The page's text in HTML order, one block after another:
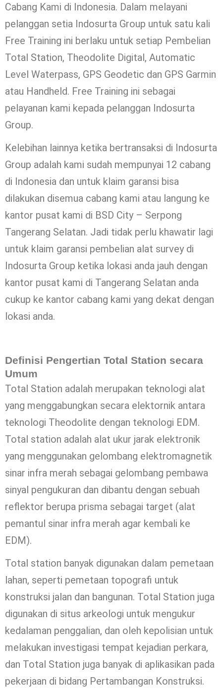
Cabang Kami di Indonesia. Dalam melayani
pelanggan setia Indosurta Group untuk satu kali
Free Training ini berlaku untuk setiap Pembelian
Total Station, Theodolite Digital, Automatic
Level Waterpass, GPS Geodetic dan GPS Garmin
atau Handheld. Free Training ini sebagai
pelayanan kami kepada pelanggan Indosurta
Group.
Kelebihan lainnya ketika bertransaksi di Indosurta
Group adalah kami sudah mempunyai 12 cabang
di Indonesia dan untuk klaim garansi bisa
dilakukan disemua cabang kami atau langung ke
kantor pusat kami di BSD City – Serpong
Tangerang Selatan. Jadi tidak perlu khawatir lagi
untuk klaim garansi pembelian alat survey di
Indosurta Group ketika lokasi anda jauh dengan
kantor pusat kami di Tangerang Selatan anda
cukup ke kantor cabang kami yang dekat dengan
lokasi anda.
Definisi Pengertian Total Station secara
Umum
Total Station adalah merupakan teknologi alat
yang menggabungkan secara elektornik antara
teknologi Theodolite dengan teknologi EDM.
Total station adalah alat ukur jarak elektronik
yang menggunakan gelombang elektromagnetik
sinar infra merah sebagai gelombang pembawa
sinyal pengukuran dan dibantu dengan sebuah
reflektor berupa prisma sebagai target (alat
pemantul sinar infra merah agar kembali ke
EDM).
Total station banyak digunakan dalam pemetaan
lahan, seperti pemetaan topografi untuk
konstruksi jalan dan bangunan. Total Station juga
digunakan di situs arkeologi untuk mengukur
kedalaman penggalian, dan oleh kepolisian untuk
melakukan investigasi tempat kejadian perkara,
dan Total Station juga banyak di aplikasikan pada
pekerjaan di bidang Pertambangan Konstruksi.